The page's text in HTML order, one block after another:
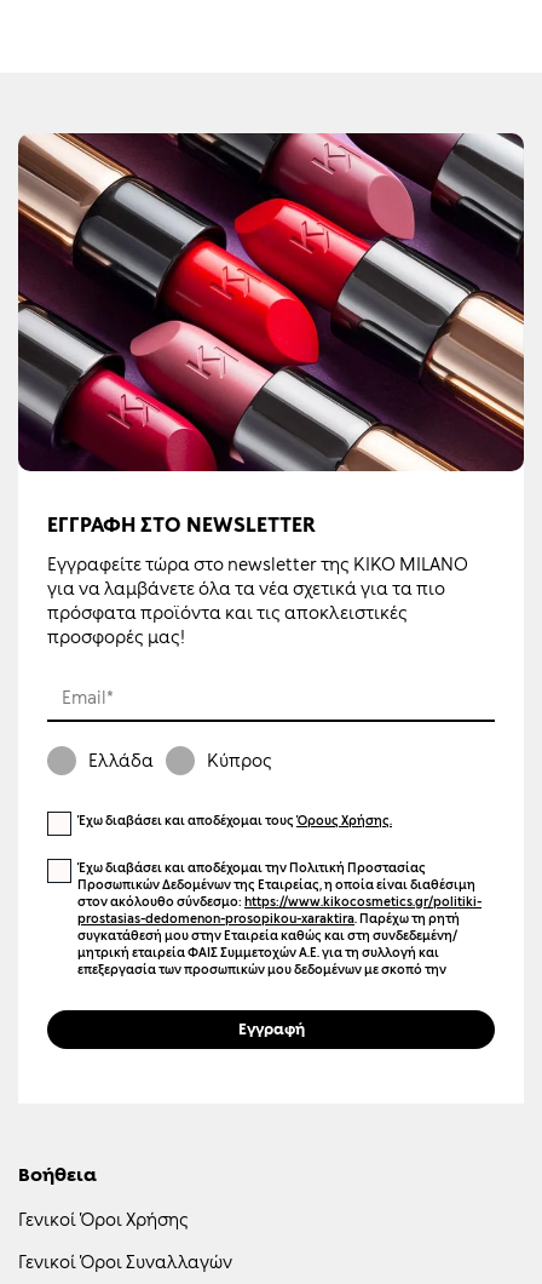
Βοήθεια
Γενικοί Όροι Χρήσης
Γενικοί Όροι Συναλλαγών
ΕΓΓΡΑΦΉ ΣΤΟ NEWSLETTER
Εγγραφείτε τώρα στο newsletter της KIKO MILANO
για να λαμβάνετε όλα τα νέα σχετικά για τα πιο
πρόσφατα προϊόντα και τις αποκλειστικές
προσφορές μας!
Email*
Ελλάδα Κύπρος
Έχω διαβάσει και αποδέχομαι τους Όρους Χρήσης.
Έχω διαβάσει και αποδέχομαι την Πολιτική Προστασίας
Προσωπικών Δεδομένων της Εταιρείας, η οποία είναι διαθέσιμη
στον ακόλουθο σύνδεσμο: https://www.kikocosmetics.gr/politiki-
prostasias-dedomenon-prosopikou-xaraktira . Παρέχω τη ρητή
συγκατάθεσή μου στην Εταιρεία καθώς και στη συνδεδεμένη/
μητρική εταιρεία ΦΑΙΣ Συμμετοχών Α.Ε. για τη συλλογή και
επεξεργασία των προσωπικών μου δεδομένων με σκοπό την
μέσων ηλεκτρονικής επικοινωνίας. Η επικοινωνία αυτή μπορεί να
αφορά προϊόντα, υπηρεσίες, εκδηλώσεις, προσφορές,
προωθητικές ενέργειες, καθώς και προσωποποιημένο
Εγγραφή